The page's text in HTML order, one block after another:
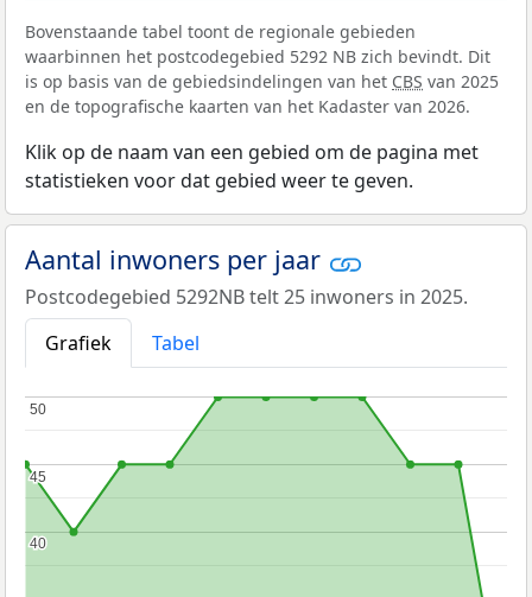
Bovenstaande tabel toont de regionale gebieden
waarbinnen het postcodegebied 5292 NB zich bevindt. Dit
is op basis van de gebiedsindelingen van het CBS van 2025
en de topografische kaarten van het Kadaster van 2026.
Klik op de naam van een gebied om de pagina met
statistieken voor dat gebied weer te geven.
Aantal inwoners per jaar
Postcodegebied 5292NB telt 25 inwoners in 2025.
Grafiek
Tabel
40
40
45
45
50
50